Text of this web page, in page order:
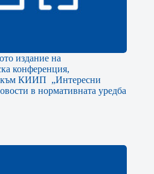
издание на
конференция,
КИИП „Интересни
в нормативната уредба